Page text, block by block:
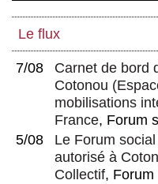
Le flux
7/08
Carnet de bord
Cotonou (
mobilisations
France, Forum
5/08
Le Forum
autorisé à
Collectif,